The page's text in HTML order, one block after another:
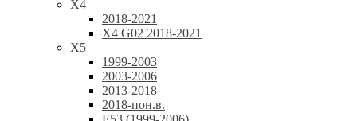
X4
2018-2021
X4 G02 2018-2021
X5
1999-2003
2003-2006
2013-2018
2018-пон.в.